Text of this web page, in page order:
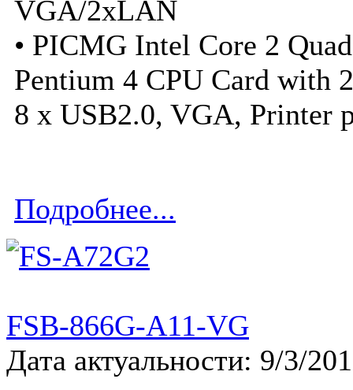
VGA/2xLAN
• PICMG Intel Core 2
Pentium 4 CPU Card with
8 x USB2.0, VGA, Printer
Подробнее...
FSB-866G-A11-VG
Дата актуальности: 9/3/